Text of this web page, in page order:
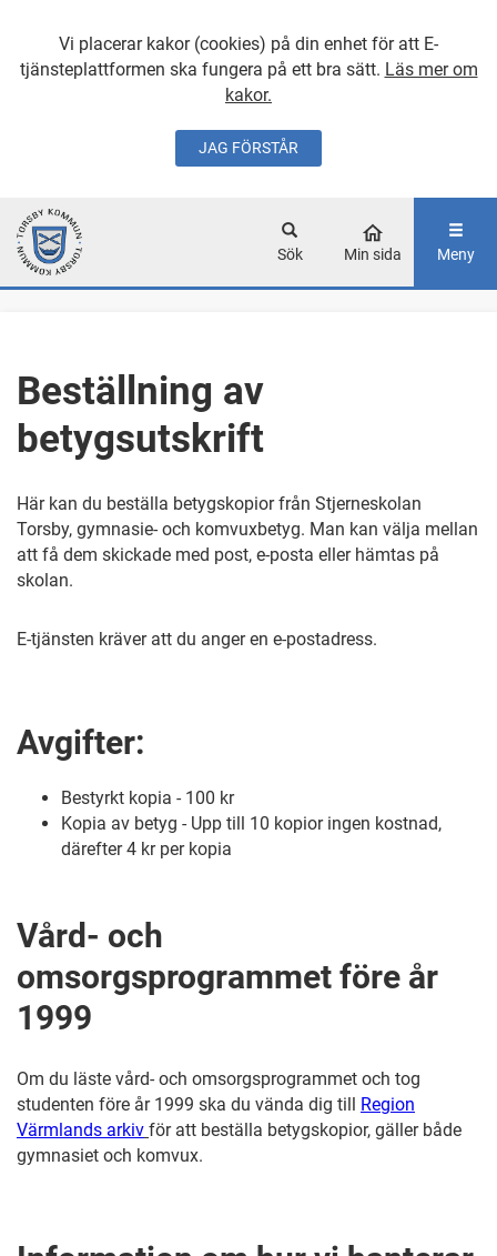
Vi placerar kakor (cookies) på din enhet för att E-
tjänsteplattformen ska fungera på ett bra sätt. Läs mer om
kakor.
JAG FÖRSTÅR
GÅ DIREKT TILL
Sök Min sida Meny
Beställning av
betygsutskrift
Här kan du beställa betygskopior från Stjerneskolan
Torsby, gymnasie- och komvuxbetyg. Man kan välja mellan
att få dem skickade med post, e-posta eller hämtas på
skolan.
E-tjänsten kräver att du anger en e-postadress.
Avgifter:
Bestyrkt kopia - 100 kr
Kopia av betyg - Upp till 10 kopior ingen kostnad,
därefter 4 kr per kopia
Vård- och
omsorgsprogrammet före år
1999
Om du läste vård- och omsorgsprogrammet och tog
studenten före år 1999 ska du vända dig till Region
Värmlands arkiv för att beställa betygskopior, gäller både
gymnasiet och komvux.